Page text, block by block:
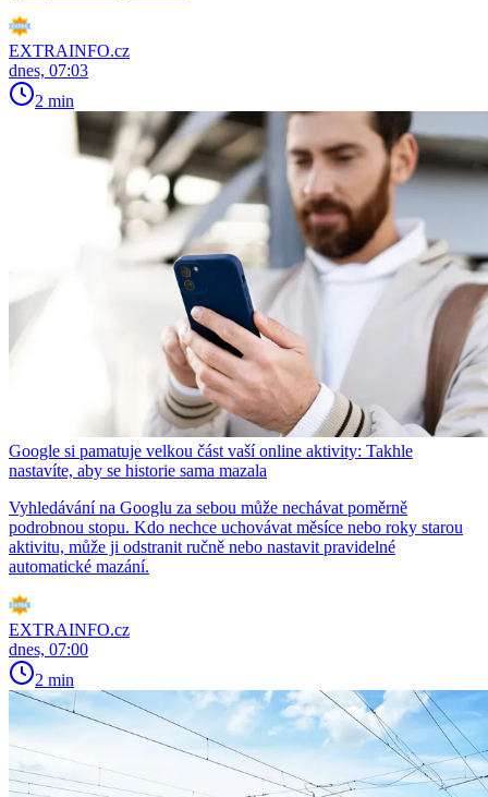
EXTRAINFO.cz
dnes, 07:03
2 min
Google si pamatuje velkou část vaší online aktivity: Takhle
nastavíte, aby se historie sama mazala
Vyhledávání na Googlu za sebou může nechávat poměrně
podrobnou stopu. Kdo nechce uchovávat měsíce nebo roky starou
aktivitu, může ji odstranit ručně nebo nastavit pravidelné
automatické mazání.
EXTRAINFO.cz
dnes, 07:00
2 min